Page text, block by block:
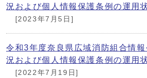
況および個人情報保護条例の運用
[2023年7月5日]
令和3年度奈良県広域消防組合情
況および個人情報保護条例の運用
[2022年7月19日]